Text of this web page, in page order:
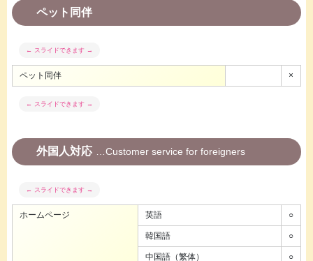
ペット同伴
ペット同伴 ×
外国人対応 Customer service for foreigners
ホームページ 英語 ○
韓国語 ○
中国語（繁体） ○